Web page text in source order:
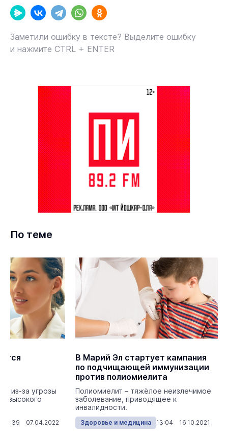
Заметили ошибку в тексте? Выделите ошибку
и нажмите CTRL + ENTER
По теме
из-за угрозы
высокого
15:39 07.04.2022
В Марий Эл стартует кампания
по подчищающей иммунизации
против полиомиелита
Полиомиелит – тяжёлое неизлечимое
заболевание, приводящее к
инвалидности.
Здоровье и медицина 13:04 16.10.2021